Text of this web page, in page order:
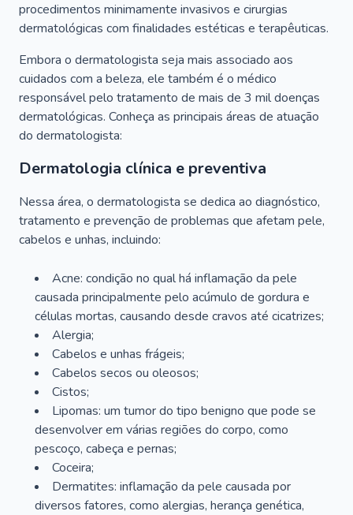
procedimentos minimamente invasivos e cirurgias
dermatológicas com finalidades estéticas e terapêuticas.
Embora o dermatologista seja mais associado aos
cuidados com a beleza, ele também é o médico
responsável pelo tratamento de mais de 3 mil doenças
dermatológicas. Conheça as principais áreas de atuação
do dermatologista:
Dermatologia clínica e preventiva
Nessa área, o dermatologista se dedica ao diagnóstico,
tratamento e prevenção de problemas que afetam pele,
cabelos e unhas, incluindo:
Acne: condição no qual há inflamação da pele
causada principalmente pelo acúmulo de gordura e
células mortas, causando desde cravos até cicatrizes;
Alergia;
Cabelos e unhas frágeis;
Cabelos secos ou oleosos;
Cistos;
Lipomas: um tumor do tipo benigno que pode se
desenvolver em várias regiões do corpo, como
pescoço, cabeça e pernas;
Coceira;
Dermatites: inflamação da pele causada por
diversos fatores, como alergias, herança genética,